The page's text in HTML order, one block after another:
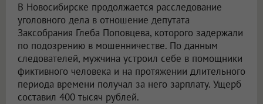
В Новосибирске продолжается расследование
уголовного дела в отношение депутата
Заксобрания Глеба Поповцева, которого задержали
по подозрению в мошенничестве. По данным
следователей, мужчина устроил себе в помощники
фиктивного человека и на протяжении длительного
периода времени получал за него зарплату. Ущерб
составил 400 тысяч рублей.